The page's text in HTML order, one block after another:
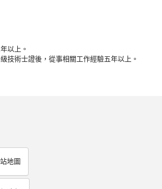
以上。
技術士證後，從事相關工作經驗五年以上。
地圖